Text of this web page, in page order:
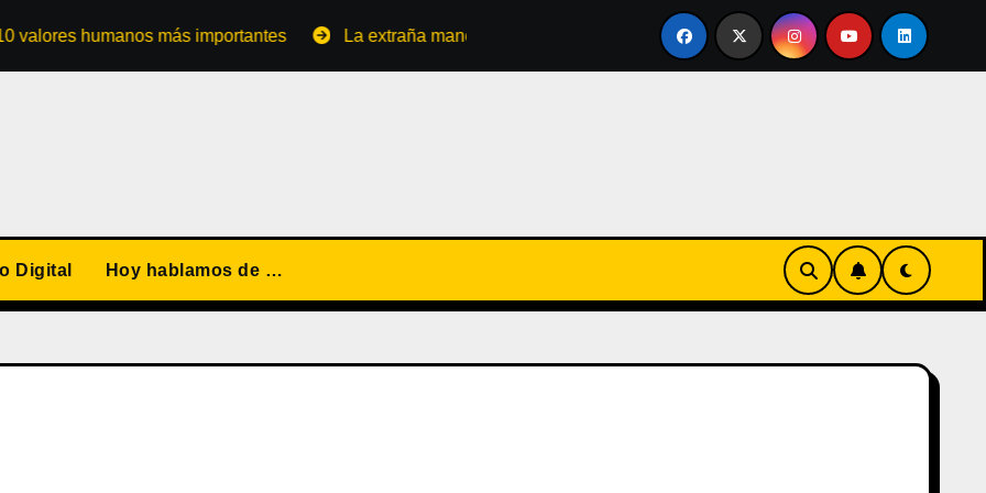
humanos más importantes La extraña manera de convertirse en familia El primer tour de la India Chiquitina
Digital Hoy hablamos de …